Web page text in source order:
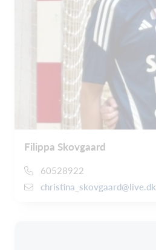
Filippa Skovgaard
60528922
christina_skovgaard@live.dk